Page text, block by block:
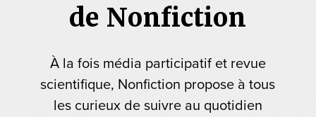
de Nonfiction
À la fois média participatif et revue
scientifique, Nonfiction propose à tous
les curieux de suivre au quotidien